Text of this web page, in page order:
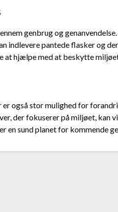
genbrug og
indlevere pantede flasker og
at hjælpe med at beskytte
også stor mulighed for
der fokuserer på miljøet, kan
en sund planet for kommende